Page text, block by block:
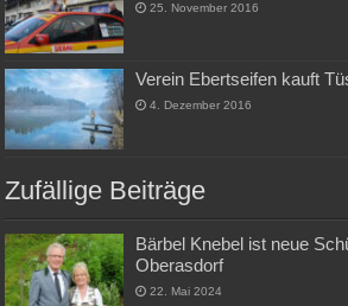
25. November 2016
Verein Ebertseifen kauft
4. Dezember 2016
Zufällige Beiträge
Bärbel Knebel ist neue
Oberasdorf
22. Mai 2024